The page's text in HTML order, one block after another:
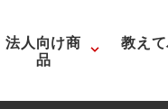
法人向け商
品
教え